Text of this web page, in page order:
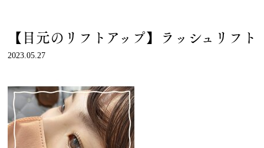
【目元のリフトアップ】ラッシュリフト
2023.05.27